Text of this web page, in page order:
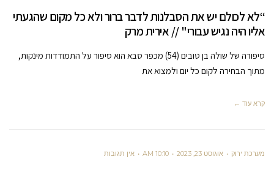
“לא לכולם יש את הסבלנות לדבר ברור ולא כל מקום שהגעתי
אליו היה נגיש עבורי" // אירית מרק
סיפורה של שולה בן טובים (54) מכפר סבא הוא סיפור על התמודדות מינקות,
מתוך הבחירה לקום כל יום ולמצוא את
קרא עוד ←
מערכת ירוק אוגוסט 23, 2023 10:10 AM אין תגובות